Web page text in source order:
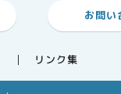
お問い
リンク集